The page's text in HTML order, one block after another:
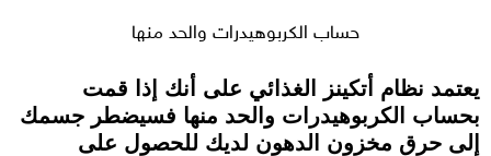
حساب الكربوهيدرات والحد منها
يعتمد نظام أتكينز الغذائي على أنك إذا قمت
بحساب الكربوهيدرات والحد منها فسيضطر جسمك
إلى حرق مخزون الدهون لديك للحصول على